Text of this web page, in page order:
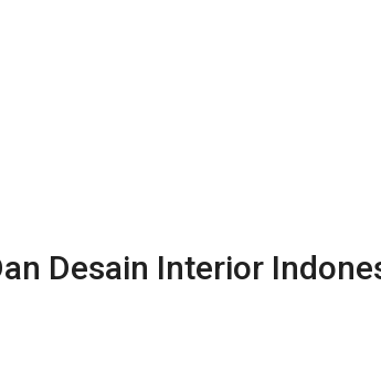
Desain Interior